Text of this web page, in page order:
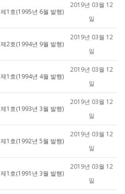
1호(1995년 6월 발행)
2019년 03월 12
일
2호(1994년 9월 발행)
2019년 03월 12
일
1호(1994년 4월 발행)
2019년 03월 12
일
1호(1993년 3월 발행)
2019년 03월 12
일
1호(1992년 5월 발행)
2019년 03월 12
일
1호(1991년 3월 발행)
2019년 03월 12
일